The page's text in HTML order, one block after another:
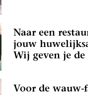
Naar een
jouw
Wij geven je de
Voor de wauw-